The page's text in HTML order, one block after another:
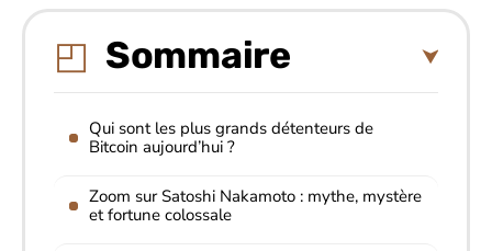
Sommaire
Qui sont les plus grands détenteurs de
Bitcoin aujourd’hui ?
Zoom sur Satoshi Nakamoto : mythe, mystère
et fortune colossale